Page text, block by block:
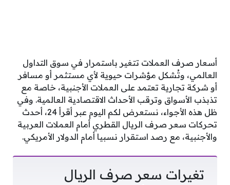
أسعار صرف العملات تتغير باستمرار في سوق التداول
العالمي، وتُشكل مؤشرات حيوية لأي مستثمر أو مسافر
أو شركة تجارية تعتمد على العملات الأجنبية، خاصة مع
تذبذب الأسواق وترقب الأحداث الاقتصادية العالمية. وفي
ظل هذه الأجواء، نستعرض لكم اليوم عبر أقرأ 24، أحدث
تحركات سعر صرف الريال القطري أمام العملات العربية
والأجنبية، مع رصد استقرار نسبيا أمام الدولار الأمريكي.
تغيرات سعر صرف الريال